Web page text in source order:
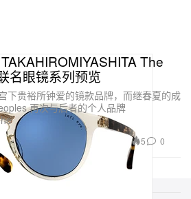
The
名眼镜系列预览
下贵裕所钟爱的镜款品牌，而继春夏的成
再次与后者的个人品牌
5 0